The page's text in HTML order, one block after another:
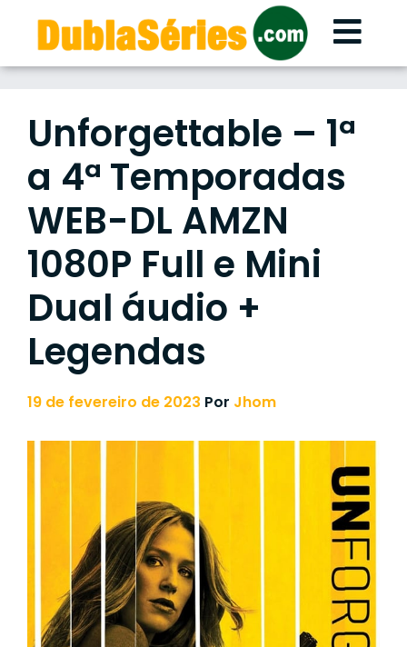
content
Unforgettable – 1ª
a 4ª Temporadas
WEB-DL AMZN
1080P Full e Mini
Dual áudio +
Legendas
19 de fevereiro de 2023 Por Jhom